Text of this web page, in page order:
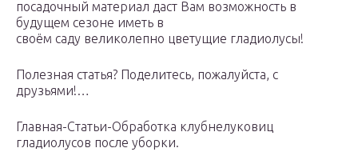
посадочный материал даст Вам возможность в
будущем сезоне иметь в
своём саду великолепно цветущие гладиолусы!
Полезная статья? Поделитесь, пожалуйста, с
друзьями!…
Главная-Статьи-Обработка клубнелуковиц
гладиолусов после уборки.